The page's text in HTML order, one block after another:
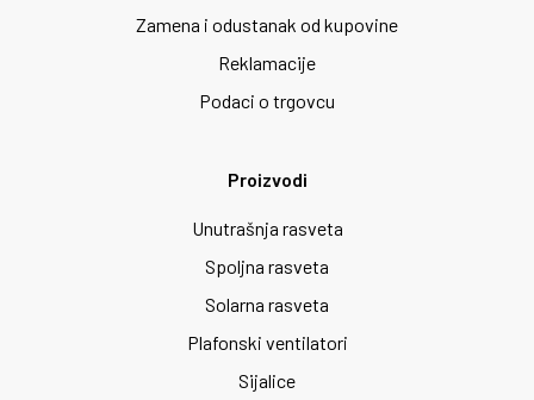
Zamena i odustanak od kupovine
Reklamacije
Podaci o trgovcu
Proizvodi
Unutrašnja rasveta
Spoljna rasveta
Solarna rasveta
Plafonski ventilatori
Sijalice